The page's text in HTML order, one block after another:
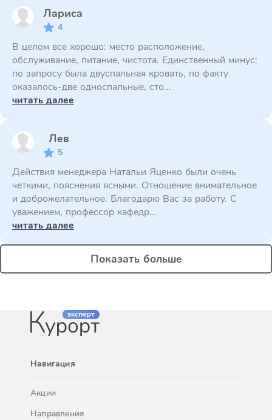
Лариса
4
В целом все хорошо: место расположение,
обслуживание, питание, чистота. Единственный минус:
по запросу была двуспальная кровать, по факту
оказалось-две односпальные, сто...
читать далее
Лев
5
Действия менеджера Натальи Яценко были очень
четкими, пояснения ясными. Отношение внимательное
и доброжелательное. Благодарю Вас за работу. С
уважением, профессор кафедр...
читать далее
Показать больше
Навигация
Акции
Направления